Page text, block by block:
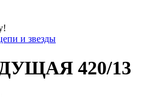
и звезды
420/13